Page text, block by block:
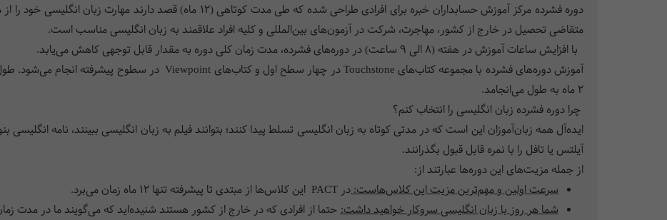
دوره­‌ فشرده مرکز آموزش حسابداران خبره برای افرادی طراحی شده که طی مدت کوتاهی (12
متقاضی تحصیل در خارج از کشور، مهاجرت، شرکت در آزمون‌های بین‌المللی و کلیه افراد علاقمند به زبان انگلیسی مناسب است.
با افزایش ساعات آموزش در هفته (8 الی 9 ساعت) در دوره‌­های فشرده، مدت زمان کلی دوره­ به مقدار قابل توجهی کاهش می‌­یابد.
2 ماه به طول می­‌انجامد.
چرا دوره فشرده زبان انگلیسی را انتخاب کنم؟
ایده‌آل همه زبان‌آموزان این است که در مدتی کوتاه به زبان انگلیسی تسلط پیدا کنند؛ بتوانند فیلم به زبان انگلیسی ببینند، نامه
آیلتس یا تافل را با نمره قابل قبول بگذرانند.
از جمله مزیت‌­های این دوره­‌ها عبارتند از:
سرعت اولین و مهم‌ترین مزیت این کلاس‌هاست:در PACT این کلاس‌ها از مبتدی تا پیشرفته تنها 12 ماه زمان می‌برد
.
شما هر روز با زبان انگلیسی سروکار خواهید داشت:حتما از افرادی که در خارج از کشور هستند شنیده‌اید که می‌گویند ما در مدت